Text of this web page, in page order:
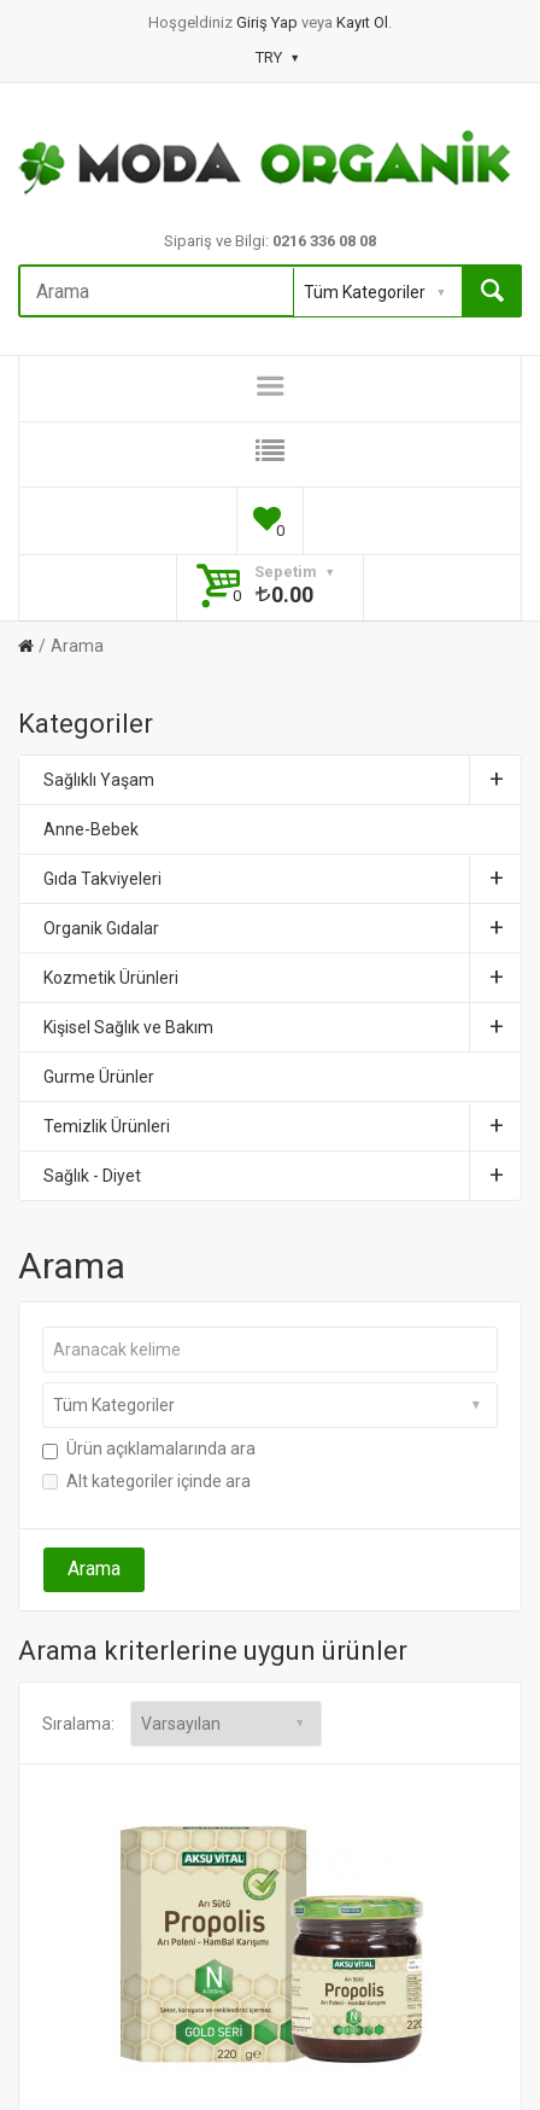
Hoşgeldiniz Giriş Yap veya Kayıt Ol .
TRY
Sipariş ve Bilgi: 0216 336 08 08
0
Sepetim
0
0.00
Arama
Kategoriler
Sağlıklı Yaşam
Anne-Bebek
Gıda Takviyeleri
Organik Gıdalar
Kozmetik Ürünleri
Kişisel Sağlık ve Bakım
Gurme Ürünler
Temizlik Ürünleri
Sağlık - Diyet
Arama
Ürün açıklamalarında ara
Alt kategoriler içinde ara
Arama kriterlerine uygun ürünler
Sıralama: